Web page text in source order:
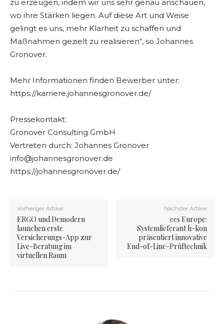
zu erzeugen, indem wir uns sehr genau anschauen,
wo ihre Stärken liegen. Auf diese Art und Weise
gelingt es uns, mehr Klarheit zu schaffen und
Maßnahmen gezielt zu realisieren“, so Johannes
Gronover.
Mehr Informationen finden Bewerber unter:
https://karriere.johannesgronover.de/
Pressekontakt:
Gronover Consulting GmbH
Vertreten durch: Johannes Gronover
info@johannesgronover.de
https://johannesgronover.de/
Vorheriger Artikel
ERGO und Demodern
launchen erste
Versicherungs-App zur
Live-Beratung im
virtuellen Raum
Nächster Artikel
ees Europe:
Systemlieferant h-kon
präsentiert innovative
End-of-Line-Prüftechnik